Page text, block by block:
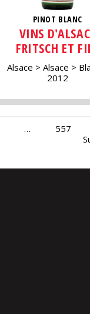
PINOT BLANC
VINS
FRITSCH ET
Alsace Alsace
2012
… 557